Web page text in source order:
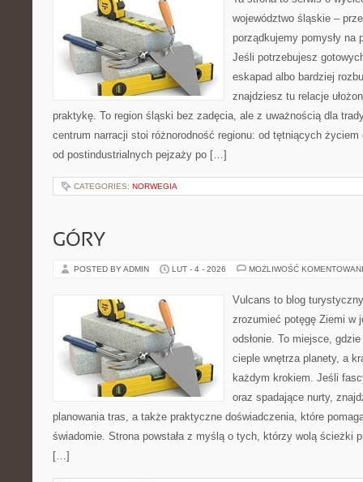
województwo śląskie –
porządkujemy pomysły na
Jeśli potrzebujesz
eskapad albo bardziej
znajdziesz tu relacje
praktykę. To region śląski bez zadęcia, ale z uważnością dla
centrum narracji stoi różnorodność regionu: od tętniących
od postindustrialnych pejzaży po […]
CATEGORIES: NORWEGIA
GÓRY
POSTED BY ADMIN LUT - 4 - 2026 MOŻLIWOŚĆ
Vulcans to blog
zrozumieć potęgę Ziemi w
odsłonie. To miejsce,
cieple wnętrza planety, a
każdym krokiem. Jeśli
oraz spadające nurty,
planowania tras, a także praktyczne doświadczenia, które
świadomie. Strona powstała z myślą o tych, którzy wolą ścieżki
[…]